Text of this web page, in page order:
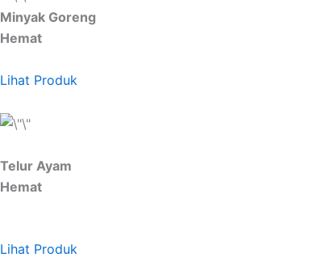
Minyak Goreng
Hemat
Lihat Produk
Telur Ayam
Hemat
Lihat Produk